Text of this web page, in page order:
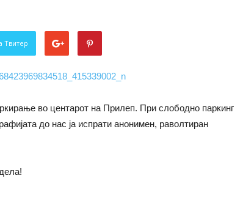
Твитер
во центарот на Прилеп. При слободно паркинг
до нас ја испрати анонимен, раволтиран